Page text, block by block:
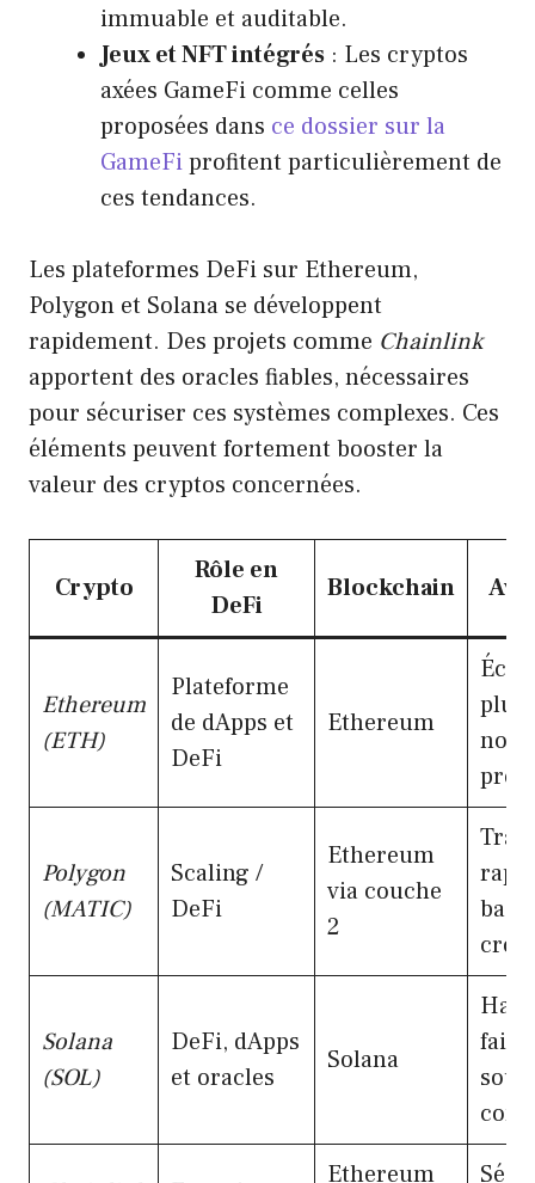
immuable et auditable.
Jeux et NFT intégrés : Les cryptos
axées GameFi comme celles
proposées dans ce dossier sur la
GameFiprofitent particulièrement de
ces tendances.
Les plateformes DeFi sur Ethereum,
Polygon et Solana se développent
rapidement. Des projets comme Chainlink
apportent des oracles fiables, nécessaires
pour sécuriser ces systèmes complexes. Ces
éléments peuvent fortement booster la
valeur des cryptos concernées.
Crypto
Rôle en
DeFi
Blockchain
Ethereum
(ETH)
Plateforme
de dApps et
DeFi
Ethereum
plus
Polygon
(MATIC)
Scaling /
DeFi
Ethereum
via couche
2
bas,
Solana
(SOL)
DeFi, dApps
et oracles
Solana
Ethereum